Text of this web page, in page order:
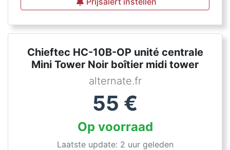
Chieftec HC-10B-OP unité centrale
Mini Tower Noir boîtier midi tower
alternate.fr
55 €
Op voorraad
Laatste update: 2 uur geleden